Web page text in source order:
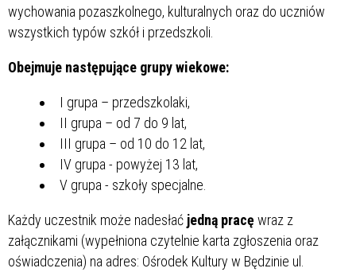
wychowania pozaszkolnego, kulturalnych oraz do uczniów
wszystkich typów szkół i przedszkoli.
Obejmuje następujące grupy wiekowe:
I grupa – przedszkolaki,
II grupa – od 7 do 9 lat,
III grupa – od 10 do 12 lat,
IV grupa - powyżej 13 lat,
V grupa - szkoły specjalne.
Każdy uczestnik może nadesłać jedną pracęwraz z
załącznikami (wypełniona czytelnie karta zgłoszenia oraz
oświadczenia) na adres: Ośrodek Kultury w Będzinie ul.